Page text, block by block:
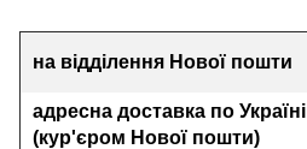
на відділення Нової пошти
адресна доставка по Україні
(кур'єром Нової пошти)